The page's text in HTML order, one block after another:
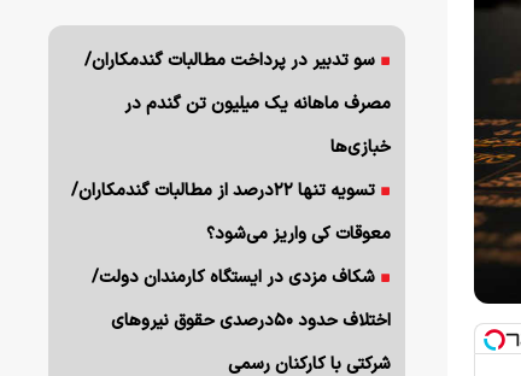
سو تدبیر در پرداخت مطالبات گندمکاران/
مصرف ماهانه یک میلیون تن گندم در
خبازی‌ها
تسویه تنها ۲۲درصد از مطالبات گندمکاران/
معوقات کی واریز می‌شود؟
شکاف مزدی در ایستگاه کارمندان دولت/
اختلاف حدود ۵۰درصدی حقوق نیروهای
شرکتی با کارکنان رسمی